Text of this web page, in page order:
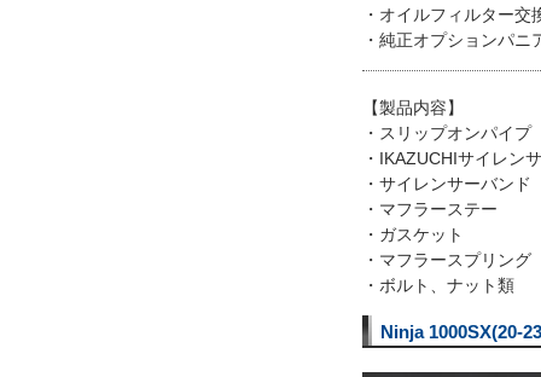
・オイルフィルター交
・純正オプションパニ
【製品内容】
・スリップオンパイプ
・IKAZUCHIサイレン
・サイレンサーバンド
・マフラーステー
・ガスケット
・マフラースプリング
・ボルト、ナット類
Ninja 1000SX(20-